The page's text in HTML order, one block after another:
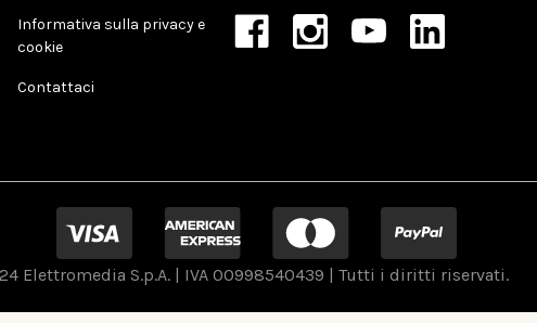
z
Informativa sulla privacy e
cookie
Contattaci
Elettromedia S.p.A. | IVA 00998540439 | Tutti i diritti riservati.